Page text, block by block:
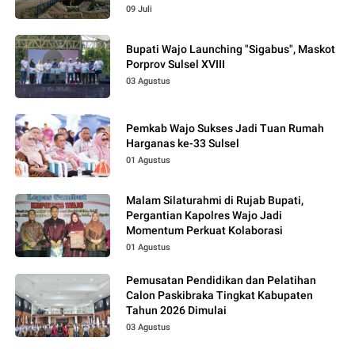
09 Juli
Bupati Wajo Launching "Sigabus", Maskot
Porprov Sulsel XVIII
03 Agustus
Pemkab Wajo Sukses Jadi Tuan Rumah
Harganas ke-33 Sulsel
01 Agustus
Malam Silaturahmi di Rujab Bupati,
Pergantian Kapolres Wajo Jadi
Momentum Perkuat Kolaborasi
01 Agustus
Pemusatan Pendidikan dan Pelatihan
Calon Paskibraka Tingkat Kabupaten
Tahun 2026 Dimulai
03 Agustus